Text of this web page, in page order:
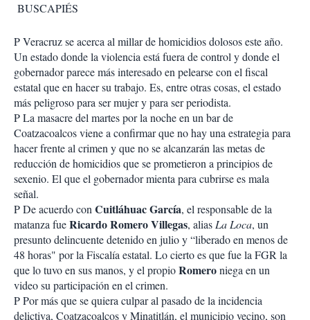
BUSCAPIÉS
P Veracruz se acerca al millar de homicidios dolosos este año.
Un estado donde la violencia está fuera de control y donde el
gobernador parece más interesado en pelearse con el fiscal
estatal que en hacer su trabajo. Es, entre otras cosas, el estado
más peligroso para ser mujer y para ser periodista.
P La masacre del martes por la noche en un bar de
Coatzacoalcos viene a confirmar que no hay una estrategia para
hacer frente al crimen y que no se alcanzarán las metas de
reducción de homicidios que se prometieron a principios de
sexenio. El que el gobernador mienta para cubrirse es mala
señal.
P De acuerdo con Cuitláhuac García, el responsable de la
matanza fueRicardo Romero Villegas, alias La Loca, un
presunto delincuente detenido en julio y “liberado en menos de
48 horas" por la Fiscalía estatal. Lo cierto es que fue la FGR la
que lo tuvo en sus manos, y el propioRomeroniega en un
video su participación en el crimen.
P Por más que se quiera culpar al pasado de la incidencia
delictiva, Coatzacoalcos y Minatitlán, el municipio vecino, son